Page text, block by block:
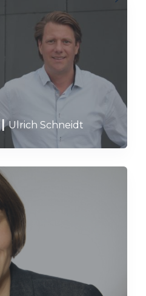
|Ulrich Schneidt